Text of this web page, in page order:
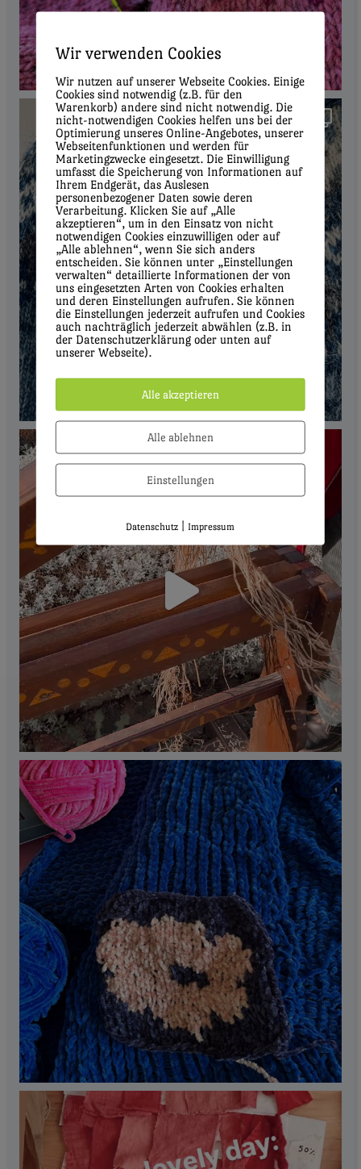
Wir verwenden Cookies
Wir nutzen auf unserer Webseite Cookies. Einige
Cookies sind notwendig (z.B. für den
Warenkorb) andere sind nicht notwendig. Die
nicht-notwendigen Cookies helfen uns bei der
Optimierung unseres Online-Angebotes, unserer
Webseitenfunktionen und werden für
Marketingzwecke eingesetzt. Die Einwilligung
umfasst die Speicherung von Informationen auf
Ihrem Endgerät, das Auslesen
personenbezogener Daten sowie deren
Verarbeitung. Klicken Sie auf „Alle
akzeptieren“, um in den Einsatz von nicht
notwendigen Cookies einzuwilligen oder auf
„Alle ablehnen“, wenn Sie sich anders
entscheiden. Sie können unter „Einstellungen
verwalten“ detaillierte Informationen der von
uns eingesetzten Arten von Cookies erhalten
und deren Einstellungen aufrufen. Sie können
die Einstellungen jederzeit aufrufen und Cookies
auch nachträglich jederzeit abwählen (z.B. in
der Datenschutzerklärung oder unten auf
unserer Webseite).
Alle akzeptieren
Alle ablehnen
Einstellungen
Datenschutz | Impressum